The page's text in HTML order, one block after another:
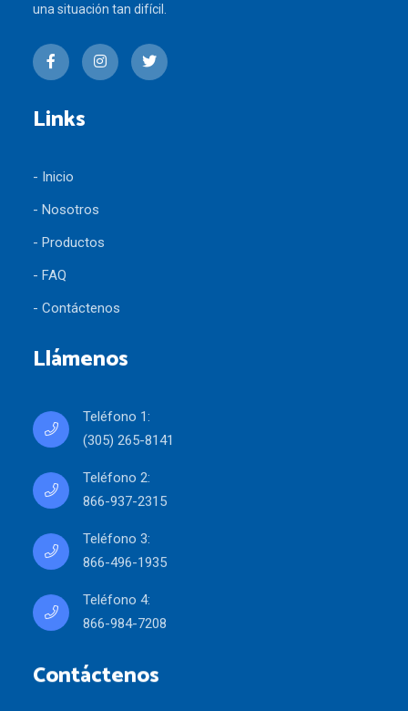
una situación tan difícil.
Links
- Inicio
- Nosotros
- Productos
- FAQ
- Contáctenos
Llámenos
Teléfono 1:
(305) 265-8141
Teléfono 2:
866-937-2315
Teléfono 3:
866-496-1935
Teléfono 4:
866-984-7208
Contáctenos